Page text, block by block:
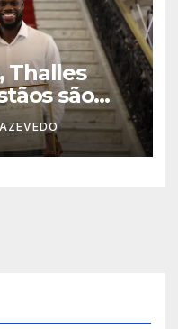
Thalles
são
Câmara
Janeiro